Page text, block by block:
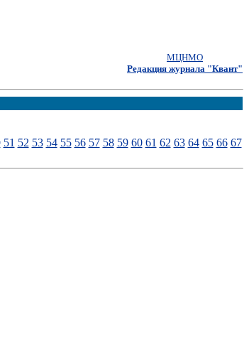
МЦНМО
Редакция журнала "Квант"
51 52 53 54 55 56 57 58 59 60 61 62 63 64 65 66 67